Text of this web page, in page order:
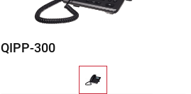
QIPP-300